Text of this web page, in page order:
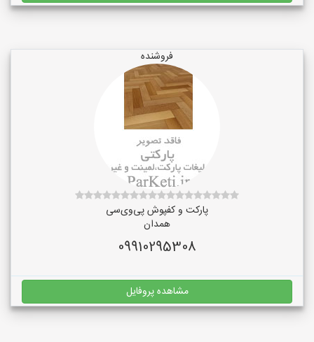
فروشنده
پارکت و کفپوش پی‌وی‌سی
همدان
09910295308
مشاهده پروفایل